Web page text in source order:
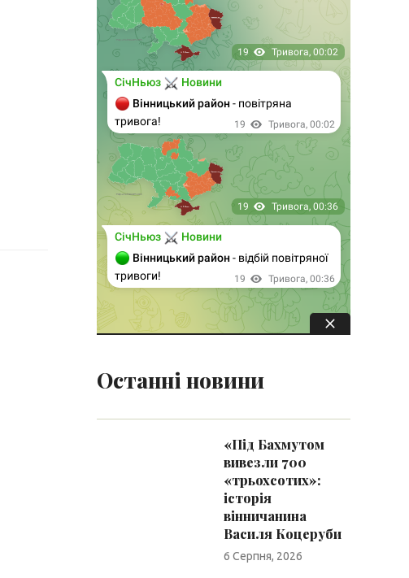
Останні новини
«Під Бахмутом
вивезли 700
«трьохсотих»:
історія
вінничанина
Василя Коцеруби
6 Серпня, 2026